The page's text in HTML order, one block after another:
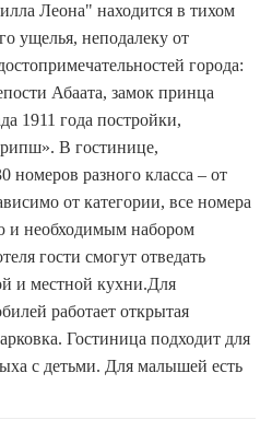
Леона" находится в тихом
ущелья, неподалеку от
города:
Абаата, замок принца
1911 года постройки,
В гостинице,
номеров разного класса – от
от категории, все номера
и необходимым набором
гости смогут отведать
и местной кухни.Для
работает открытая
Гостиница подходит для
с детьми. Для малышей есть